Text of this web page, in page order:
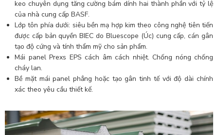
keo chuyên dụng tăng cường bám dính hai thành phần với tỷ lệ
của nhà cung cấp BASF.
Lớp tôn phía dưới: siêu bền mạ hợp kim theo công nghệ tiên tiến
được cấp bản quyền BIEC do Bluescope (Úc) cung cấp, cán gân
tạo độ cứng và tính thẩm mỹ cho sản phẩm.
Mái panel Prexs EPS cách âm cách nhiệt. Chống nóng chống
cháy lan.
Bề mặt mái panel phẳng hoặc tạo gân tinh tế với độ dài chính
xác theo yêu cầu thiết kế.